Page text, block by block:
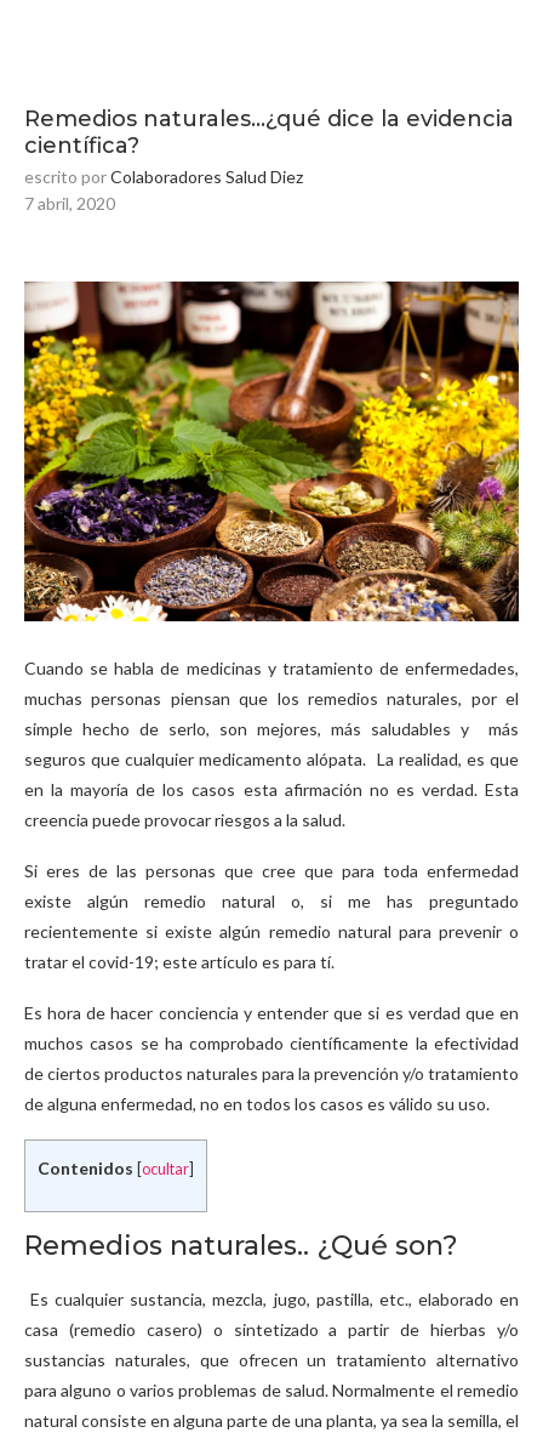
Remedios naturales…¿qué dice la evidencia
científica?
escrito porColaboradores Salud Diez
7 abril, 2020
Cuando se habla de medicinas y tratamiento de enfermedades,
muchas personas piensan que los remedios naturales, por el
simple hecho de serlo, son mejores, más saludables y más
seguros que cualquier medicamento alópata. La realidad, es que
en la mayoría de los casos esta afirmación no es verdad. Esta
creencia puede provocar riesgos a la salud.
Si eres de las personas que cree que para toda enfermedad
existe algún remedio natural o, si me has preguntado
recientemente si existe algún remedio natural para prevenir o
tratar el covid-19; este artículo es para tí.
Es hora de hacer conciencia y entender que si es verdad que en
muchos casos se ha comprobado científicamente la efectividad
de ciertos productos naturales para la prevención y/o tratamiento
de alguna enfermedad, no en todos los casos es válido su uso.
Contenidos ocultar
Remedios naturales.. ¿Qué son?
Es cualquier sustancia, mezcla, jugo, pastilla, etc., elaborado en
casa (remedio casero) o sintetizado a partir de hierbas y/o
sustancias naturales, que ofrecen un tratamiento alternativo
para alguno o varios problemas de salud. Normalmente el remedio
natural consiste en alguna parte de una planta, ya sea la semilla, el